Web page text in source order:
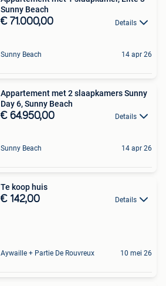
Sunny Beach
€ 71.000,00 Details
Sunny Beach 14 apr 26
Appartement met 2 slaapkamers Sunny
Day 6, Sunny Beach
€ 64.950,00 Details
Sunny Beach 14 apr 26
Te koop huis
€ 142,00 Details
Aywaille + Partie De Rouvreux 10 mei 26